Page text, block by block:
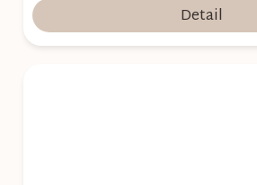
Detail